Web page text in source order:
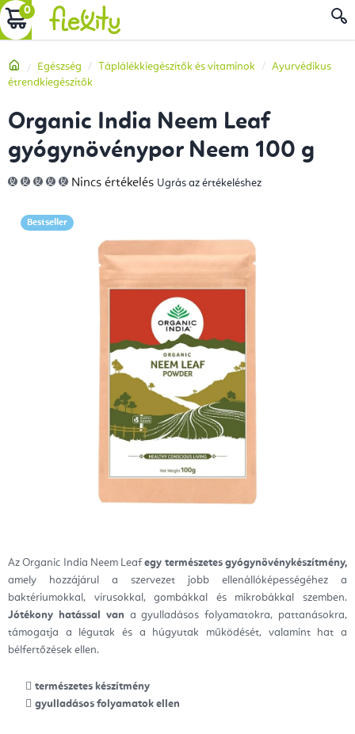
Ugrás
a
tartalomhoz
KOSÁR
Kezdőlap
Egészség Táplálékkiegészítők és vitaminok
Ayurvédikus
étrendkiegészítők
Az Organic India Neem Leafegy természetes gyógynövénykészítmény,
amely hozzájárul a szervezet jobb ellenállóképességéhez a
baktériumokkal, vírusokkal, gombákkal és mikrobákkal szemben.
Jótékony hatással van a gyulladásos folyamatokra, pattanásokra,
támogatja a légutak és a húgyutak működését, valamint hat a
bélfertőzések ellen.
természetes készítmény
gyulladásos folyamatok ellen
Organic India Neem Leaf
gyógynövénypor Neem 100 g
A
termék
5-
ből
csillag.
Nincs értékelés Ugrás az értékeléshez
Bestseller